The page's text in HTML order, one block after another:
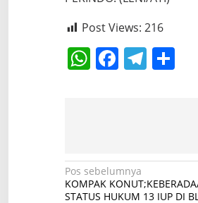
Post Views: 216
W
p
p
F
o
o
T
m
S
N
a
Pos sebelumnya
KOMPAK
STATUS HUKUM 13 IUP DI